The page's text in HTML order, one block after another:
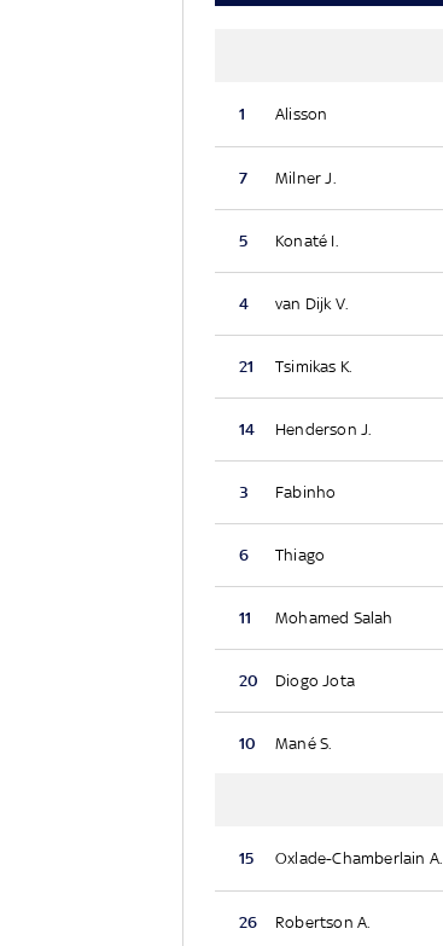
1 Alisson
7 Milner J.
5 Konaté I.
4 van Dijk V.
21 Tsimikas K.
14 Henderson J.
3 Fabinho
6 Thiago
11 Mohamed Salah
20 Diogo Jota
10 Mané S.
15 Oxlade-Chamberlain A.
26 Robertson A.